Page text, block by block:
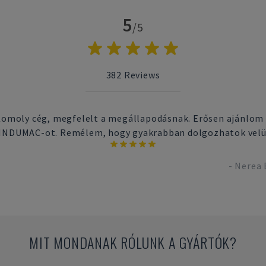
5/5
382 Reviews
cég, megfelelt a megállapodásnak. Erősen ajánlom
ot. Remélem, hogy gyakrabban dolgozhatok
- Nerea
MIT MONDANAK RÓLUNK A GYÁRTÓK?